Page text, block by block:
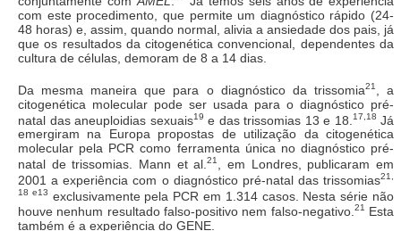
com este procedimento, que permite um diagnóstico rápido (24-
48 horas) e, assim, quando normal, alivia a ansiedade dos pais, já
que os resultados da citogenética convencional, dependentes da
cultura de células, demoram de 8 a 14 dias.
Da mesma maneira que para o diagnóstico da trissomia21
, a
citogenética molecular pode ser usada para o diagnóstico pré-
natal das aneuploidias sexuais19 e das trissomias 13 e 18. 17,18 Já
emergiram na Europa propostas de utilização da citogenética
molecular pela PCR como ferramenta única no diagnóstico pré-
natal de trissomias. Mann et al.21
, em Londres, publicaram em
2001 a experiência com o diagnóstico pré-natal das trissomias21,
18 e13 exclusivamente pela PCR em 1.314 casos. Nesta série não
houve nenhum resultado falso-positivo nem falso-negativo. 21 Esta
também é a experiência do GENE.